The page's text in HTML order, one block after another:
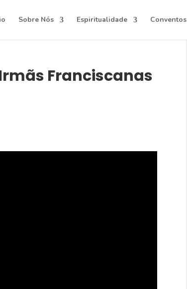
Sobre Nós Espiritualidade Conventos
Franciscanas